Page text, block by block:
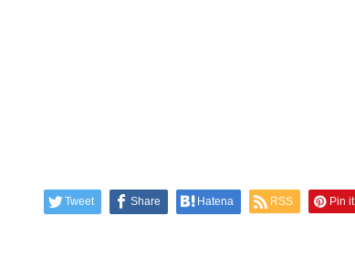
Tweet Share Hatena RSS Pin it